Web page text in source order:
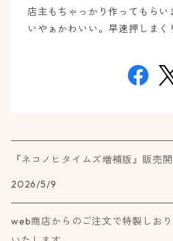
店主もちゃっかり作ってもらい
いやぁかわいい。早速押しまく
『ネコノヒタイムズ増補版』販売
2026/5/9
web商店からのご注文で特製しお